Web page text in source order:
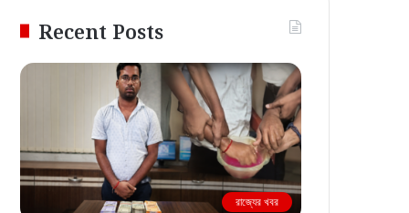
Recent Posts
রাজ্যের খবর